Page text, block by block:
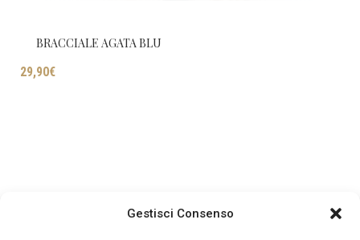
Gestisci Consenso
BRACCIALE AGATA BLU
29,90€